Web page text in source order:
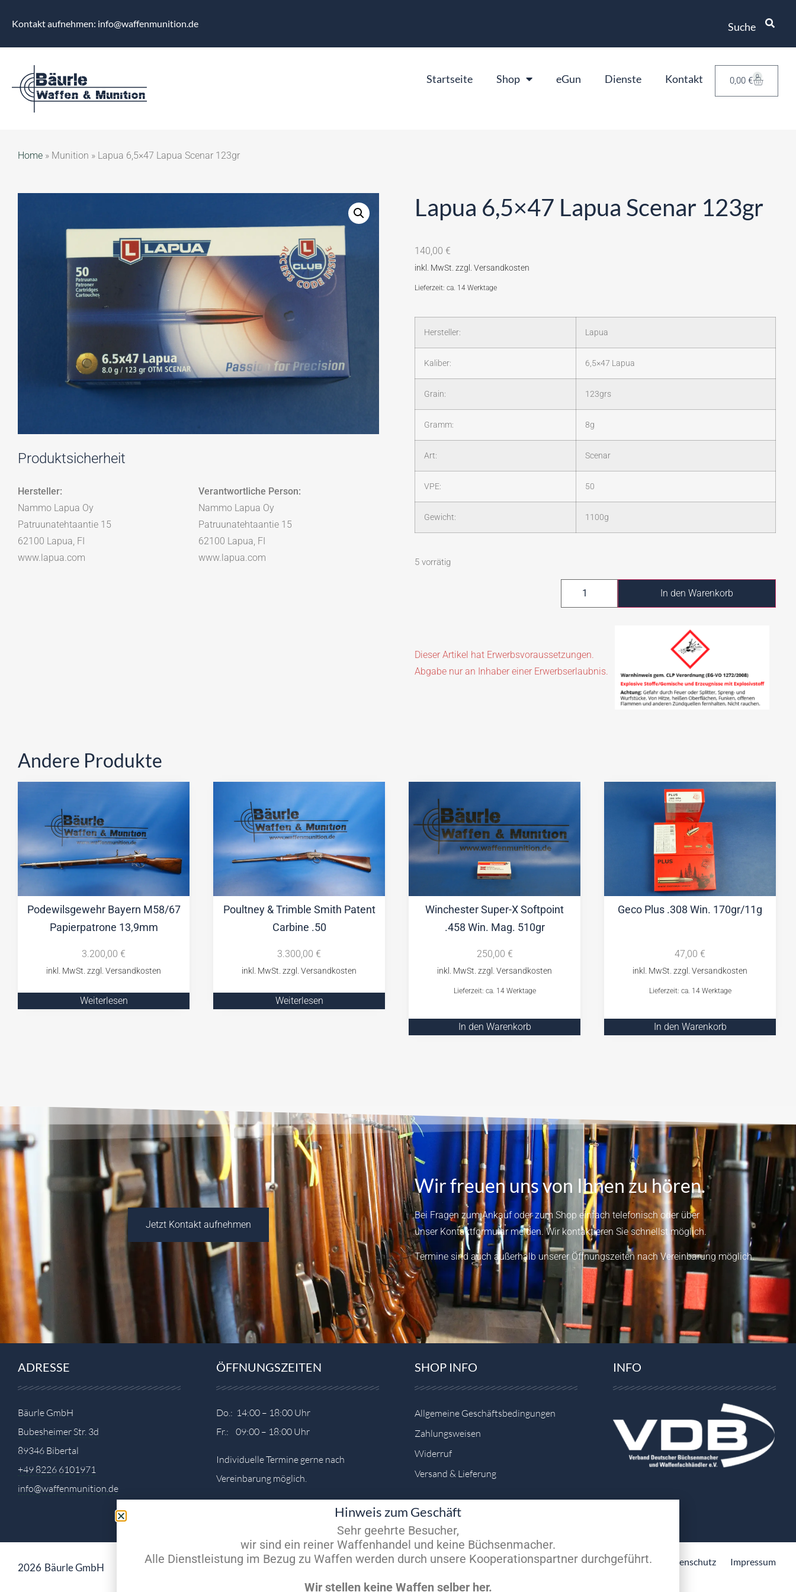
Kontakt aufnehmen: info@waffenmunition.de Suche
Startseite Shop eGun Dienste Kontakt 0,00 € 0
Home » Munition » Lapua 6,5×47 Lapua Scenar 123gr
Produktsicherheit
Hersteller:
Nammo Lapua Oy
Patruunatehtaantie 15
62100 Lapua, FI
www.lapua.com
Verantwortliche Person:
Nammo Lapua Oy
Patruunatehtaantie 15
62100 Lapua, FI
www.lapua.com
Lapua 6,5×47 Lapua Scenar 123gr
140,00 €
Lieferzeit: ca. 14 Werktage
Hersteller: Lapua
Kaliber: 6,5×47 Lapua
Grain: 123grs
Gramm: 8g
Art: Scenar
VPE: 50
Gewicht: 1100g
5 vorrätig
In den Warenkorb
Dieser Artikel hat Erwerbsvoraussetzungen.
Abgabe nur an Inhaber einer Erwerbserlaubnis.
Andere Produkte
Podewilsgewehr Bayern M58/67
Papierpatrone 13,9mm
3.200,00 €
Weiterlesen
Poultney & Trimble Smith Patent
Carbine .50
3.300,00 €
Weiterlesen
Winchester Super-X Softpoint
.458 Win. Mag. 510gr
250,00 €
Lieferzeit: ca. 14 Werktage
In den Warenkorb
Geco Plus .308 Win. 170gr/11g
47,00 €
Lieferzeit: ca. 14 Werktage
In den Warenkorb
Jetzt Kontakt aufnehmen
Wir freuen uns von Ihnen zu hören.
Bei Fragen zum Ankauf oder zum Shop einfach telefonisch oder über
unser Kontaktformularmelden.Wir kontaktieren Sie schnellst möglich.
Termine sind auch außerhalb unserer Öffnungszeiten nach Vereinbarung möglich.
ADRESSE
Bäurle GmbH
Bubesheimer Str. 3d
89346 Bibertal
+49 8226 6101971
info@waffenmunition.de
ÖFFNUNGSZEITEN
Do.: 14:00 – 18:00 Uhr
Fr.: 09:00 – 18:00 Uhr
Individuelle Termine gerne nach
Vereinbarung möglich.
SHOP INFO
Allgemeine Geschäftsbedingungen
Zahlungsweisen
Widerruf
Versand & Lieferung
INFO
2026 Bäurle GmbH Datenschutz Impressum
Hinweis zum Geschäft
Sehr geehrte Besucher,
wir sind ein reiner Waffenhandel und keine Büchsenmacher.
Alle Dienstleistung im Bezug zu Waffen werden durch unsere Kooperationspartner durchgeführt.
Wir stellen keine Waffen selber her.